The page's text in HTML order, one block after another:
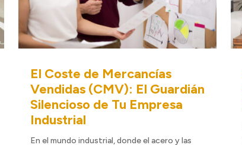
El Coste de Mercancías
Vendidas (CMV): El Guardián
Silencioso de Tu Empresa
Industrial
En el mundo industrial, donde el acero y las